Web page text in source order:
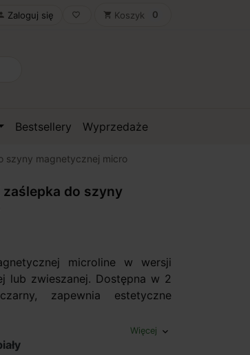
Zaloguj się favorite_border shopping_cart Koszyk 0
Bestsellery Wyprzedaże
szyny magnetycznej micro
zaślepka do szyny
microline w wersji
lub zwieszanej. Dostępna w 2
zapewnia estetyczne
Więcej expand_more